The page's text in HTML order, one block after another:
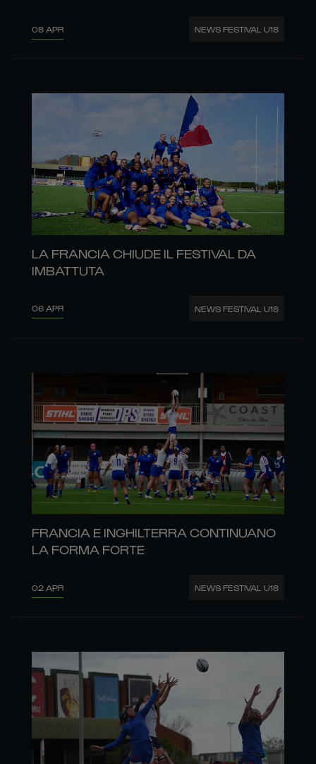
08 APR NEWS FESTIVAL U18
LA FRANCIA CHIUDE IL FESTIVAL DA
IMBATTUTA
06 APR NEWS FESTIVAL U18
FRANCIA E INGHILTERRA CONTINUANO
LA FORMA FORTE
02 APR NEWS FESTIVAL U18